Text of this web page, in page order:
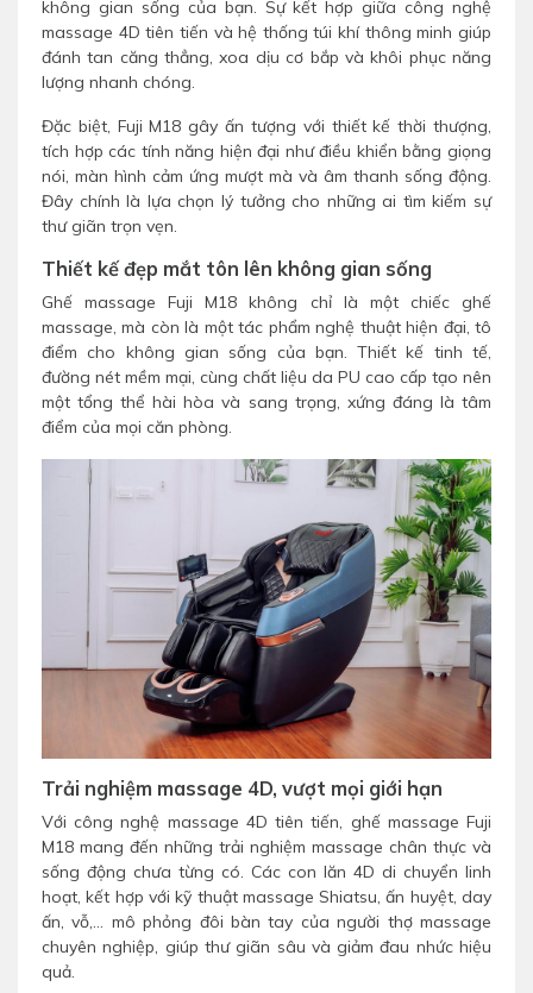
không gian sống của bạn. Sự kết hợp giữa công nghệ
massage 4D tiên tiến và hệ thống túi khí thông minh giúp
đánh tan căng thẳng, xoa dịu cơ bắp và khôi phục năng
lượng nhanh chóng.
Đặc biệt, Fuji M18 gây ấn tượng với thiết kế thời thượng,
tích hợp các tính năng hiện đại như điều khiển bằng giọng
nói, màn hình cảm ứng mượt mà và âm thanh sống động.
Đây chính là lựa chọn lý tưởng cho những ai tìm kiếm sự
thư giãn trọn vẹn.
Thiết kế đẹp mắt tôn lên không gian sống
Ghế massage Fuji M18 không chỉ là một chiếc ghế
massage, mà còn là một tác phẩm nghệ thuật hiện đại, tô
điểm cho không gian sống của bạn. Thiết kế tinh tế,
đường nét mềm mại, cùng chất liệu da PU cao cấp tạo nên
một tổng thể hài hòa và sang trọng, xứng đáng là tâm
điểm của mọi căn phòng.
Trải nghiệm massage 4D, vượt mọi giới hạn
Với công nghệ massage 4D tiên tiến, ghế massage Fuji
M18 mang đến những trải nghiệm massage chân thực và
sống động chưa từng có. Các con lăn 4D di chuyển linh
hoạt, kết hợp với kỹ thuật massage Shiatsu, ấn huyệt, day
ấn, vỗ,... mô phỏng đôi bàn tay của người thợ massage
chuyên nghiệp, giúp thư giãn sâu và giảm đau nhức hiệu
quả.